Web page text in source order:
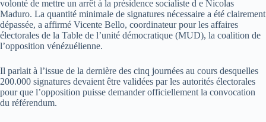
volonté de mettre un arrêt à la présidence socialiste d e Nicolas
Maduro. La quantité minimale de signatures nécessaire a été clairement
dépassée, a affirmé Vicente Bello, coordinateur pour les affaires
électorales de la Table de l’unité démocratique (MUD), la coalition de
l’opposition vénézuélienne.
Il parlait à l’issue de la dernière des cinq journées au cours desquelles
200.000 signatures devaient être validées par les autorités électorales
pour que l’opposition puisse demander officiellement la convocation
du référendum.